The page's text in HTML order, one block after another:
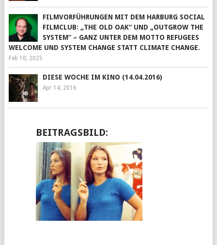
FILMVORFÜHRUNGEN MIT DEM HARBURG SOCIAL
FILMCLUB: „THE OLD OAK“ UND „OUTGROW THE
SYSTEM” – GANZ UNTER DEM MOTTO REFUGEES
WELCOME UND SYSTEM CHANGE STATT CLIMATE CHANGE.
Feb 10, 2025
DIESE WOCHE IM KINO (14.04.2016)
Apr 14, 2016
BEITRAGSBILD: